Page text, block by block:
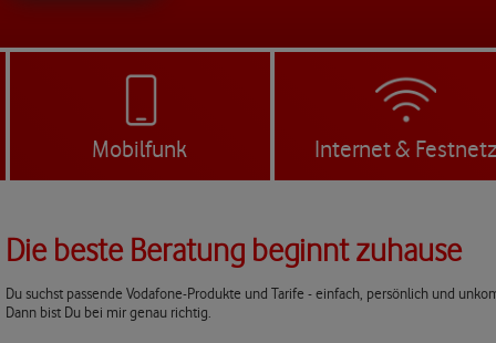
Mobilfunk Internet &
Die beste Beratung beginnt zuhause
Du suchst passende Vodafone-Produkte und Tarife - einfach, persönlich und
Dann bist Du bei mir genau richtig.